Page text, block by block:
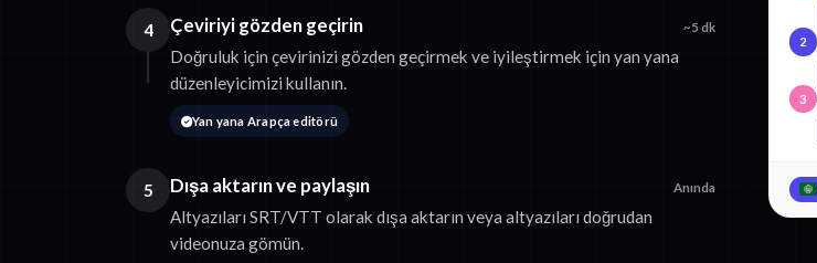
4 Çeviriyi gözden geçirin ~5 dk
Doğruluk için çevirinizi gözden geçirmek ve iyileştirmek için yan yana
düzenleyicimizi kullanın.
Yan yana Arapça editörü
5 Dışa aktarın ve paylaşın Anında
Altyazıları SRT/VTT olarak dışa aktarın veya altyazıları doğrudan
videonuza gömün.
2
3